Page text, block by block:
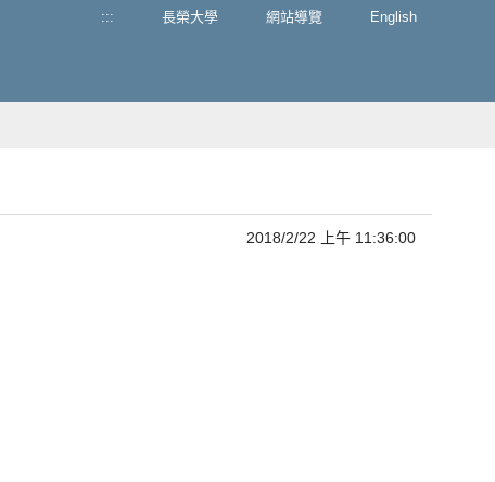
::: 長榮大學 網站導覽 English
2018/2/22 上午 11:36:00